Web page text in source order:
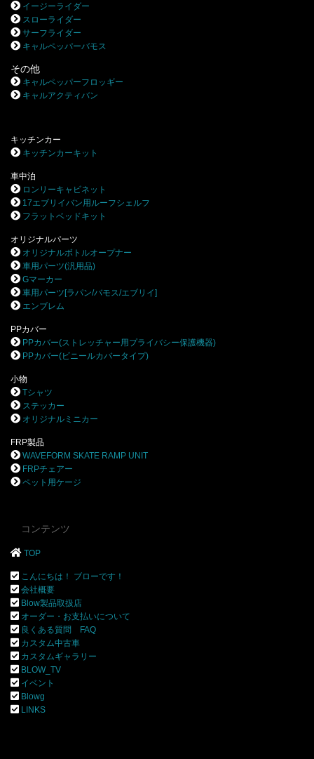
イージーライダー
スローライダー
サーフライダー
キャルペッパーバモス
その他
キャルペッパーフロッギー
キャルアクティバン
キッチンカー
キッチンカーキット
車中泊
ロンリーキャビネット
17エブリイバン用ルーフシェルフ
フラットベッドキット
オリジナルパーツ
オリジナルボトルオープナー
車用パーツ(汎用品)
Gマーカー
車用パーツ[ラパン/バモス/エブリイ]
エンブレム
PPカバー
PPカバー(ストレッチャー用プライバシー保護機器)
PPカバー(ビニールカバータイプ)
小物
Tシャツ
ステッカー
オリジナルミニカー
FRP製品
WAVEFORM SKATE RAMP UNIT
FRPチェアー
ペット用ケージ
コンテンツ
TOP
こんにちは！ ブローです！
会社概要
Blow製品取扱店
オーダー・お支払いについて
良くある質問 FAQ
カスタム中古車
カスタムギャラリー
BLOW_TV
イベント
Blowg
LINKS